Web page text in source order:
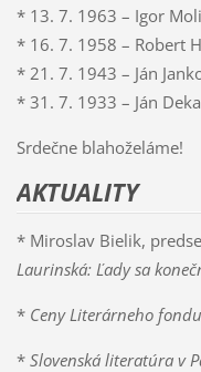
* 13. 7. 1963 – Igor
* 16. 7. 1958 – Robert
* 21. 7. 1943 – Ján
* 31. 7. 1933 – Ján
Srdečne blahoželáme!
AKTUALITY
* Miroslav Bielik,
Laurinská: Ľady sa
* Ceny Literárneho
* Slovenská literatúra v